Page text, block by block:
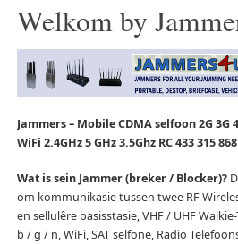
Welkom by
Jammers – Mobile CDMA selfoon 2G 3G
WiFi 2.4GHz 5 GHz 3.5Ghz RC 433 315
Wat is sein Jammer (breker / Blocker)?
om kommunikasie tussen twee RF
en sellulêre basisstasie, VHF / UHF
b / g / n, WiFi, SAT selfone, Radio